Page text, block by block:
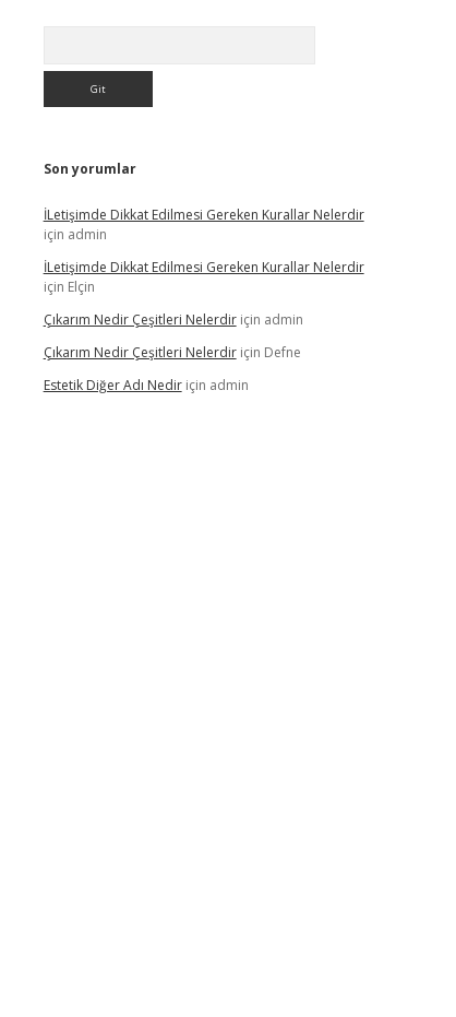
Son yorumlar
İLetişimde Dikkat Edilmesi Gereken Kurallar Nelerdir
için admin
İLetişimde Dikkat Edilmesi Gereken Kurallar Nelerdir
için Elçin
Çıkarım Nedir Çeşitleri Nelerdiriçin admin
Çıkarım Nedir Çeşitleri Nelerdiriçin Defne
Estetik Diğer Adı Nediriçin admin